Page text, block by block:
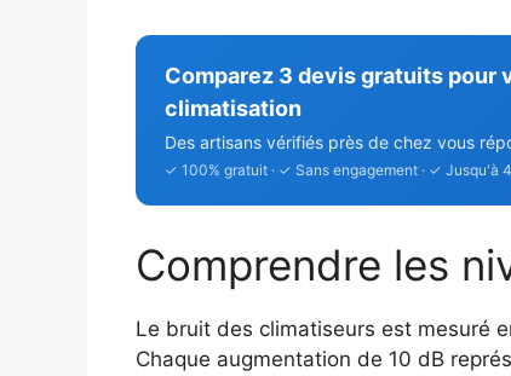
Comparez 3 devis gratuits pour
climatisation
Des artisans vérifiés près de chez vous
✓ 100% gratuit · ✓ Sans engagement · ✓ Jusqu'à
Comprendre les
Le bruit des climatiseurs est mesuré
Chaque augmentation de 10 dB